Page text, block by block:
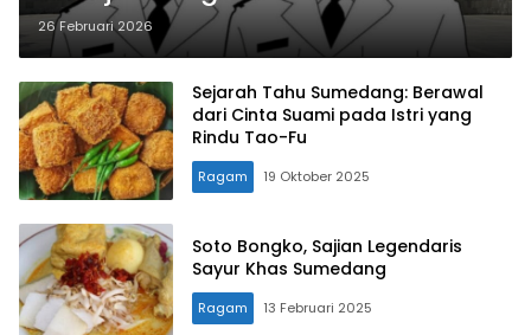
Barat 2026: Dari Bogor hingga
Sumedang
26 Februari 2026
Sejarah Tahu Sumedang: Berawal
dari Cinta Suami pada Istri yang
Rindu Tao-Fu
Ragam 19 Oktober 2025
Soto Bongko, Sajian Legendaris
Sayur Khas Sumedang
Ragam 13 Februari 2025